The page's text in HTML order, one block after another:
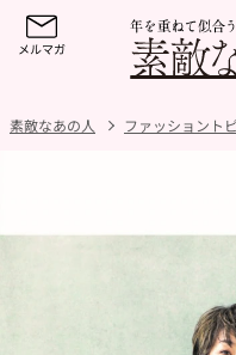
素敵なあの人 ファッショント